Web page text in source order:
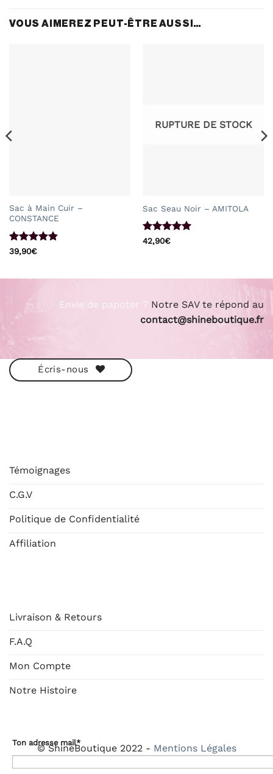
VOUS AIMEREZ PEUT-ÊTRE AUSSI…
Sac à Main Cuir –
CONSTANCE
Note4.8
39,90€
RUPTURE DE STOCK
Sac Seau Noir – AMITOLA
Note4.93
42,90€
Envie de papoter ? Notre SAV te répond au
contact@shineboutique.fr
Écris-nous
Témoignages
C.G.V
Politique de Confidentialité
Affiliation
Livraison & Retours
F.A.Q
Mon Compte
Notre Histoire
Ton adresse mail*
© ShineBoutique 2022 - Mentions Légales